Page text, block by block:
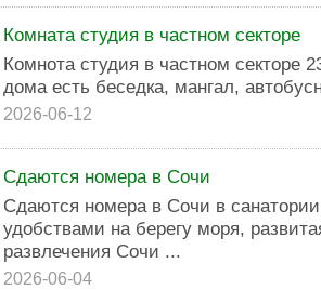
Комната студия в частном секторе
Комнота студия в частном секторе
дома есть беседка, мангал,
2026-06-12
Сдаются номера в Cочи
Сдаются номера в Сочи в
удобствами на берегу моря,
развлечения Сочи ...
2026-06-04